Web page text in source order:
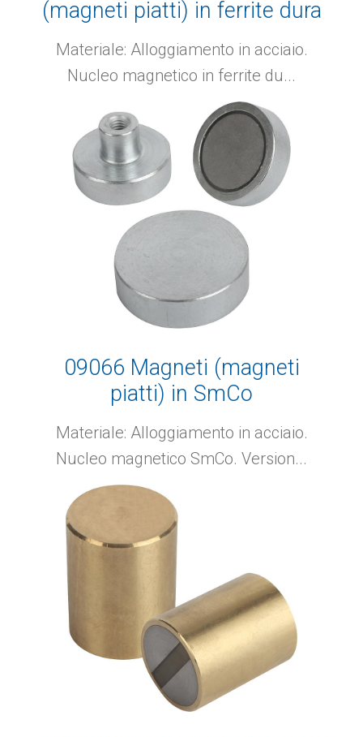
(magneti piatti) in ferrite dura
Materiale: Alloggiamento in acciaio.
Nucleo magnetico in ferrite du...
09066 Magneti (magneti
piatti) in SmCo
Materiale: Alloggiamento in acciaio.
Nucleo magnetico SmCo. Version...